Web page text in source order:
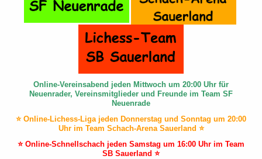
Online-Vereinsabend jeden Mittwoch um 20:00 Uhr für
Neuenrader, Vereinsmitglieder und Freunde im Team SF
Neuenrade
⭐ Online-Lichess-Liga jeden Donnerstag und Sonntag um 20:00
Uhr im Team Schach-Arena Sauerland ⭐
⭐ Online-Schnellschach jeden Samstag um 16:00 Uhr im Team
SB Sauerland ⭐